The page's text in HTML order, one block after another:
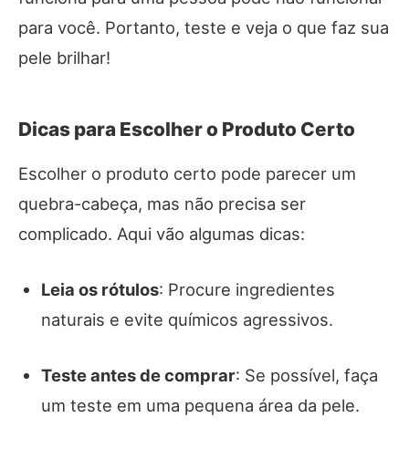
para você. Portanto, teste e veja o que faz sua
pele brilhar!
Dicas para Escolher o Produto Certo
Escolher o produto certo pode parecer um
quebra-cabeça, mas não precisa ser
complicado. Aqui vão algumas dicas:
Leia os rótulos: Procure ingredientes
naturais e evite químicos agressivos.
Teste antes de comprar: Se possível, faça
um teste em uma pequena área da pele.